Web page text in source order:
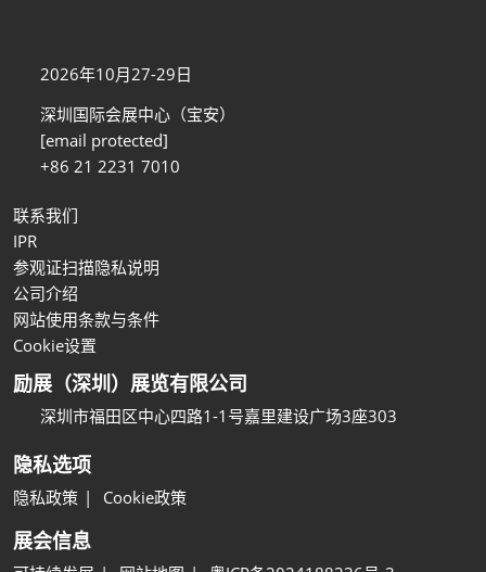
2026年10月27-29日
深圳国际会展中心（宝安）
[email protected]
+86 21 2231 7010
联系我们
IPR
参观证扫描隐私说明
公司介绍
网站使用条款与条件
Cookie设置
励展（深圳）展览有限公司
深圳市福田区中心四路1-1号嘉里建设广场3座303
隐私选项
隐私政策 Cookie政策
展会信息